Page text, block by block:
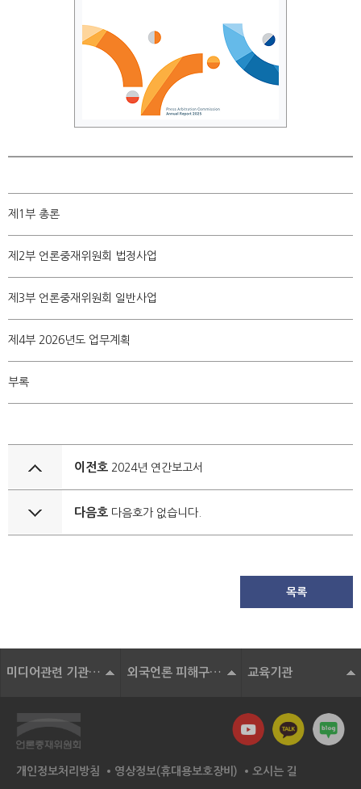
제1부 총론
제2부 언론중재위원회 법정사업
제3부 언론중재위원회 일반사업
제4부 2026년도 업무계획
부록
이전호 2024년 연간보고서
다음호 다음호가 없습니다.
목록
미디어관련 기관 및 단체 외국언론 피해구제기구 교육기관
개인정보처리방침 영상정보(휴대용보호장비) 오시는 길